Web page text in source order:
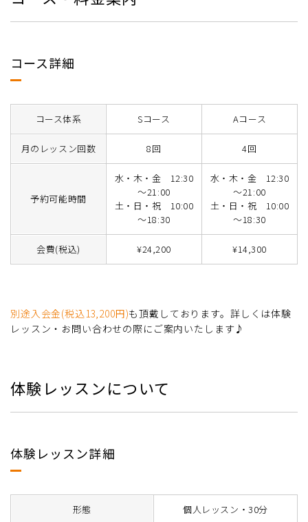
コース詳細
コース体系 Sコース Aコース
月のレッスン回数 8回 4回
予約可能時間
水・木・金 12:30
～21:00
土・日・祝 10:00
～18:30
水・木・金 12:30
～21:00
土・日・祝 10:00
～18:30
会費(税込) ¥24,200 ¥14,300
別途入会金(税込13,200円)も頂戴しております。詳しくは体験
レッスン・お問い合わせの際にご案内いたします♪
体験レッスンについて
体験レッスン詳細
形態 個人レッスン・30分